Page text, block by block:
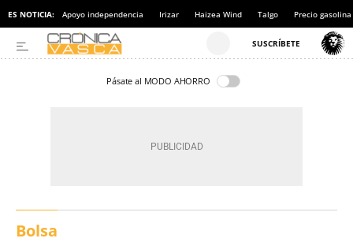
ES NOTICIA: Apoyo independencia Irizar Haizea Wind Talgo Precio gasolina
Pásate al MODO AHORRO
Bolsa